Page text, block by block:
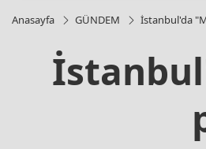
Anasayfa GÜNDEM İstanbul'da